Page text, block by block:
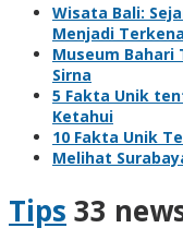
Wisata Bali:
Menjadi
Museum Bahari
Sirna
5 Fakta Unik
Ketahui
10 Fakta Unik
Melihat
Tips 33